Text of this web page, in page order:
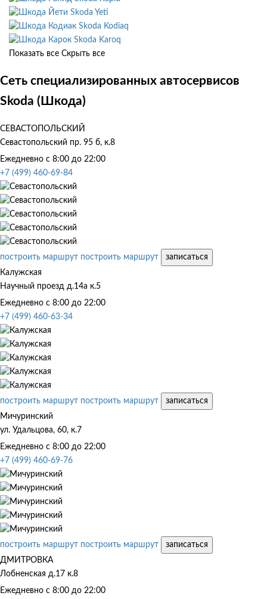
Skoda Yeti
Skoda Kodiaq
Skoda Karoq
Показать все Скрыть все
Сеть специализированных автосервисов
Skoda (Шкода)
СЕВАСТОПОЛЬСКИЙ
Севастопольский пр. 95 б, к.8
Ежедневно с 8:00 до 22:00
+7 (499) 460-69-84
построить маршрут построить маршрут
записаться
Калужская
Научный проезд д.14а к.5
Ежедневно с 8:00 до 22:00
+7 (499) 460-63-34
построить маршрут построить маршрут
записаться
Мичуринский
ул. Удальцова, 60, к.7
Ежедневно с 8:00 до 22:00
+7 (499) 460-69-76
построить маршрут построить маршрут
записаться
ДМИТРОВКА
Лобненская д.17 к.8
Ежедневно с 8:00 до 22:00